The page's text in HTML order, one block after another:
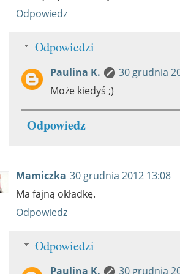
Odpowiedz
Odpowiedzi
Paulina K.
30 grudnia
Może kiedyś ;)
Odpowiedz
Mamiczka 30 grudnia 2012 13:08
Ma fajną okładkę.
Odpowiedz
Odpowiedzi
Paulina K.
30 grudnia